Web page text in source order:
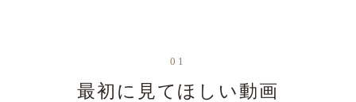
01
最初に見てほしい動画